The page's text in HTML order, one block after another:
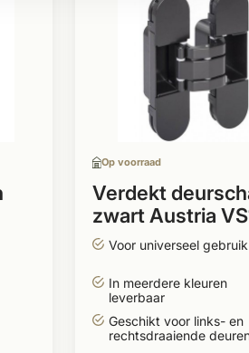
Op voorraad
Verdekt
zwart Austria
Swing
Voor universeel gebruik
In meerdere kleuren
leverbaar
Geschikt voor links- en
rechtsdraaiende